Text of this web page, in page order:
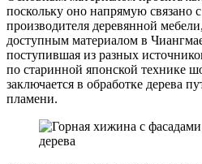
поскольку оно напрямую связано
производителя деревянной
доступным материалом в
поступившая из разных
по старинной японской технике
заключается в обработке дерева
пламени.